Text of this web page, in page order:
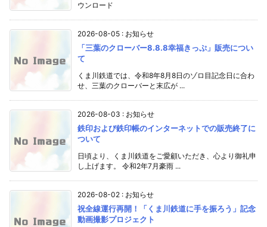
ウンロード
2026-08-05 : お知らせ
「三葉のクローバー8.8.8幸福きっぷ」販売につい
て
くま川鉄道では、令和8年8月8日のゾロ目記念日に合わ
せ、三葉のクローバーと末広が ...
2026-08-03 : お知らせ
鉄印および鉄印帳のインターネットでの販売終了に
ついて
日頃より、くま川鉄道をご愛顧いただき、心より御礼申
し上げます。 令和2年7月豪雨 ...
2026-08-02 : お知らせ
祝全線運行再開！「くま川鉄道に手を振ろう」記念
動画撮影プロジェクト